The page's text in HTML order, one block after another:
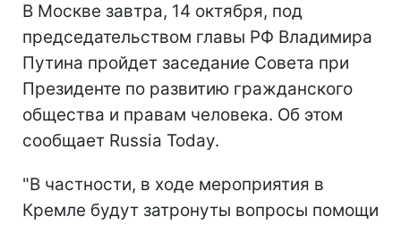
В Москве завтра, 14 октября, под
председательством главы РФ Владимира
Путина пройдет заседание Совета при
Президенте по развитию гражданского
общества и правам человека. Об этом
сообщает Russia Today.
"В частности, в ходе мероприятия в
Кремле будут затронуты вопросы помощи